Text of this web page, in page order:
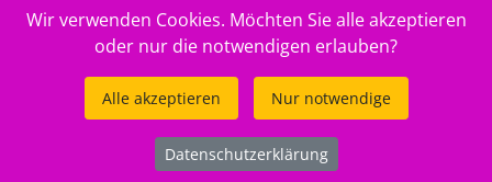
Sie ist zudem Mitglied des Schweizer Portalswww.sciences-
Stiftung Bibliothek Werner Oechslin
Wir verwenden Cookies. Möchten Sie alle akzeptieren
oder nur die notwendigen erlauben?
Alle akzeptieren Nur notwendige
Datenschutzerklärung